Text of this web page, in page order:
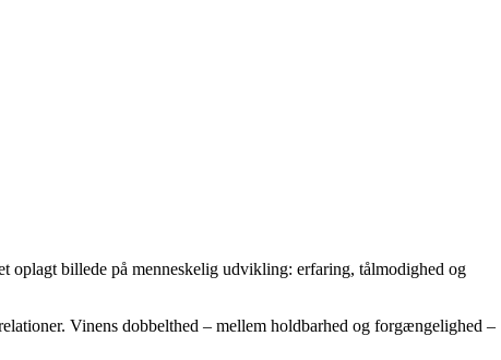
oplagt billede på menneskelig udvikling: erfaring, tålmodighed og
Vinens dobbelthed – mellem holdbarhed og forgængelighed –